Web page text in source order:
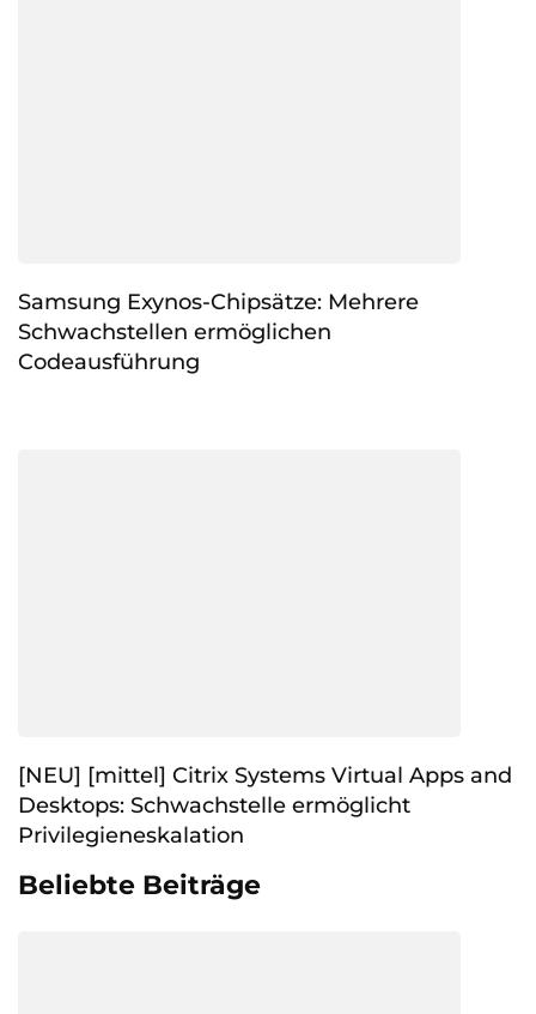
Samsung Exynos-Chipsätze: Mehrere
Schwachstellen ermöglichen
Codeausführung
[NEU] [mittel] Citrix Systems Virtual Apps and
Desktops: Schwachstelle ermöglicht
Privilegieneskalation
Beliebte Beiträge